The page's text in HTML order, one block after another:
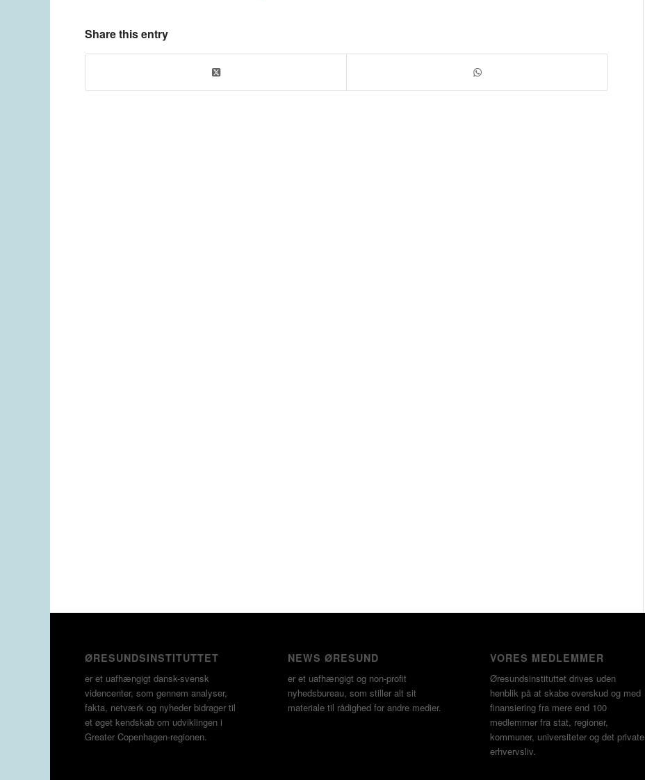
Share this entry
ØRESUNDSINSTITUTTET
er et uafhængigt dansk-svensk
videncenter, som gennem analyser,
fakta, netværk og nyheder bidrager til
et øget kendskab om udviklingen i
Greater Copenhagen-regionen.
NEWS ØRESUND
er et uafhængigt og non-profit
nyhedsbureau, som stiller alt sit
materiale til rådighed for andre medier.
VORES MEDLEMMER
Øresundsinstituttet drives uden
henblik på at skabe overskud og med
finansiering fra mere end 100
medlemmer fra stat, regioner,
kommuner, universiteter og det private
erhvervsliv.